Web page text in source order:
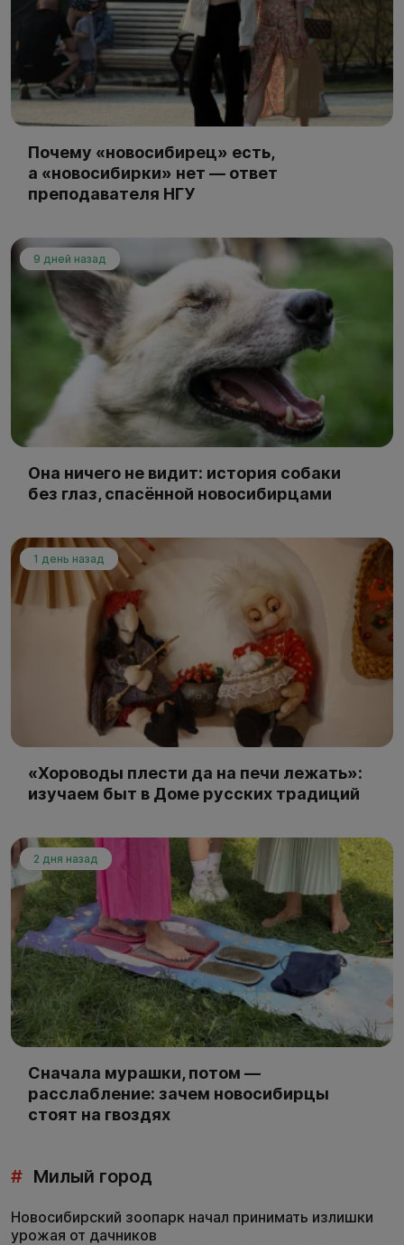
Почему «новосибирец» есть,
а «новосибирки» нет — ответ
преподавателя НГУ
9 дней назад
Она ничего не видит: история собаки
без глаз, спасённой новосибирцами
1 день назад
«Хороводы плести да на печи лежать»:
изучаем быт в Доме русских традиций
2 дня назад
Сначала мурашки, потом —
расслабление: зачем новосибирцы
стоят на гвоздях
# Милый город
Новосибирский зоопарк начал принимать излишки
урожая от дачников